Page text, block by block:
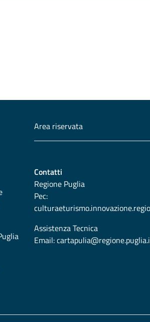
Area riservata
Contatti
Regione Puglia
Pec:
Assistenza Tecnica
Email: